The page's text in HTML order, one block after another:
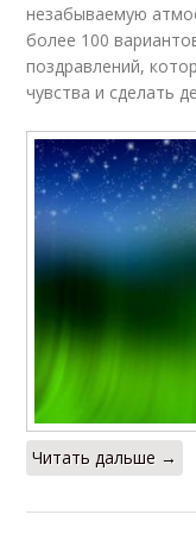
незабываемую
более 100
поздравлений,
чувства и сделать
Читать дальше →